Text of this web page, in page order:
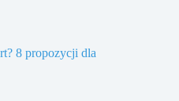
8 propozycji dla